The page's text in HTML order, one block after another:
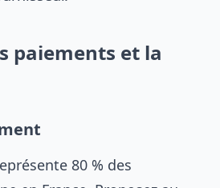
paiements et la
80 % des